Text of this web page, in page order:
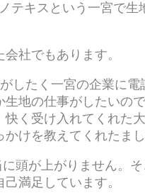
テキスという一宮で生
社でもあります。
したく一宮の企業に電
地の仕事がしたいの
く受け入れてくれた
けを教えてくれたまし
頭が上がりません。
満足しています。